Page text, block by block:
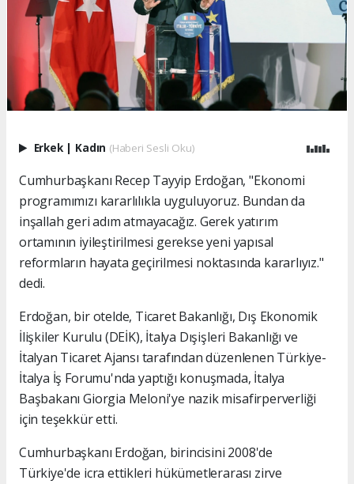
Erkek | Kadın (Haberi Sesli Oku)
Cumhurbaşkanı Recep Tayyip Erdoğan, "Ekonomi
programımızı kararlılıkla uyguluyoruz. Bundan da
inşallah geri adım atmayacağız. Gerek yatırım
ortamının iyileştirilmesi gerekse yeni yapısal
reformların hayata geçirilmesi noktasında kararlıyız."
dedi.
Erdoğan, bir otelde, Ticaret Bakanlığı, Dış Ekonomik
İlişkiler Kurulu (DEİK), İtalya Dışişleri Bakanlığı ve
İtalyan Ticaret Ajansı tarafından düzenlenen Türkiye-
İtalya İş Forumu'nda yaptığı konuşmada, İtalya
Başbakanı Giorgia Meloni'ye nazik misafirperverliği
için teşekkür etti.
Cumhurbaşkanı Erdoğan, birincisini 2008'de
Türkiye'de icra ettikleri hükümetlerarası zirve